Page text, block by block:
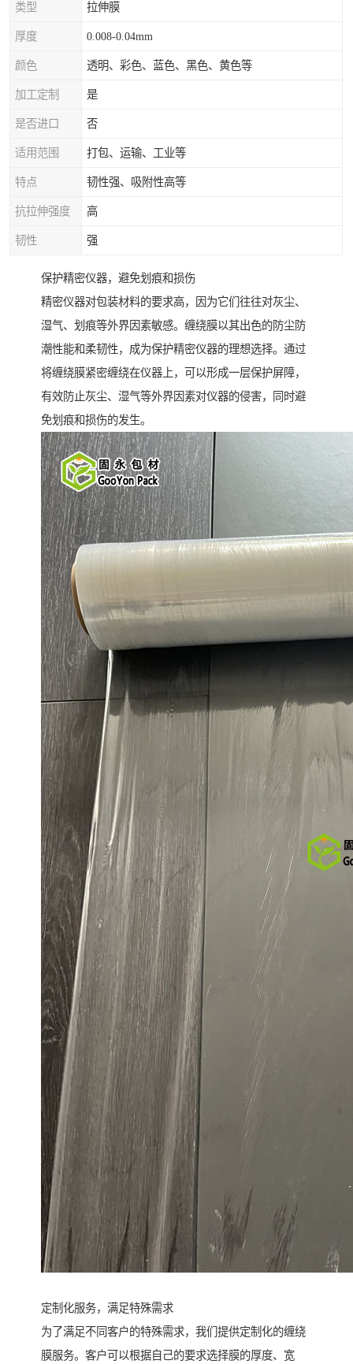
类型 拉伸膜
厚度 0.008-0.04mm
颜色 透明、彩色、蓝色、黑色、黄色等
加工定制 是
是否进口 否
适用范围 打包、运输、工业等
特点 韧性强、吸附性高等
抗拉伸强度 高
韧性 强
保护精密仪器，避免划痕和损伤
精密仪器对包装材料的要求高，因为它们往往对灰尘、
湿气、划痕等外界因素敏感。缠绕膜以其出色的防尘防
潮性能和柔韧性，成为保护精密仪器的理想选择。通过
将缠绕膜紧密缠绕在仪器上，可以形成一层保护屏障，
有效防止灰尘、湿气等外界因素对仪器的侵害，同时避
免划痕和损伤的发生。
定制化服务，满足特殊需求
为了满足不同客户的特殊需求，我们提供定制化的缠绕
膜服务。客户可以根据自己的要求选择膜的厚度、宽